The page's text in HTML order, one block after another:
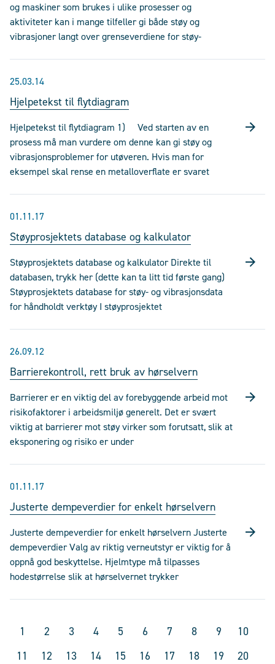
og maskiner som brukes i ulike prosesser og
aktiviteter kan i mange tilfeller gi både støy og
vibrasjoner langt over grenseverdiene for støy-
25.03.14
Hjelpetekst til flytdiagram
Hjelpetekst til flytdiagram 1) Ved starten av en
prosess må man vurdere om denne kan gi støy og
vibrasjonsproblemer for utøveren. Hvis man for
eksempel skal rense en metalloverflate er svaret
01.11.17
Støyprosjektets database og kalkulator
Støyprosjektets database og kalkulator Direkte til
databasen, trykk her (dette kan ta litt tid første gang)
Støyprosjektets database for støy- og vibrasjonsdata
for håndholdt verktøy I støyprosjektet
26.09.12
Barrierekontroll, rett bruk av hørselvern
Barrierer er en viktig del av forebyggende arbeid mot
risikofaktorer i arbeidsmiljø generelt. Det er svært
viktig at barrierer mot støy virker som forutsatt, slik at
eksponering og risiko er under
01.11.17
Justerte dempeverdier for enkelt hørselvern
Justerte dempeverdier for enkelt hørselvern Justerte
dempeverdier Valg av riktig verneutstyr er viktig for å
oppnå god beskyttelse. Hjelmtype må tilpasses
hodestørrelse slik at hørselvernet trykker
1 2 3 4 5 6 7 8 9
10
11
12 13 14 15 16 17 18 19
20